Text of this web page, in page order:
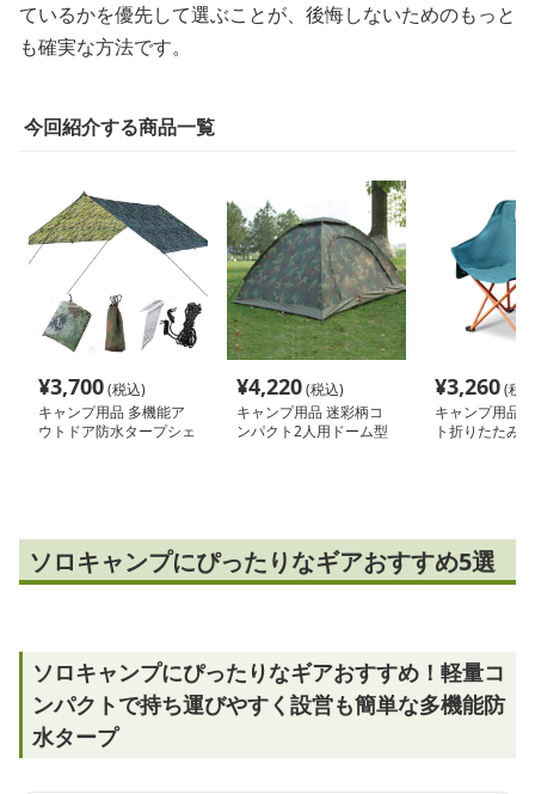
ているかを優先して選ぶことが、後悔しないためのもっと
も確実な方法です。
今回紹介する商品一覧
¥3,700(税込)
キャンプ用品 多機能ア
ウトドア防水タープシェ
¥4,220(税込)
キャンプ用品 迷彩柄コ
ンパクト2人用ドーム型
¥3,260(税
キャンプ用品
ト折りたたみ
ソロキャンプにぴったりなギアおすすめ5選
ソロキャンプにぴったりなギアおすすめ！軽量コ
ンパクトで持ち運びやすく設営も簡単な多機能防
水タープ